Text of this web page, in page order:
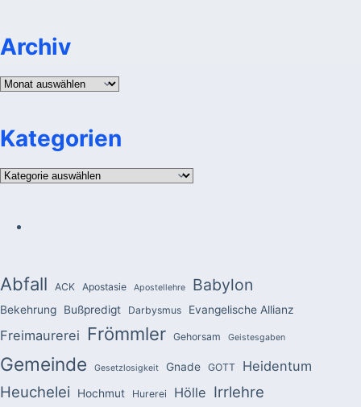
Archiv
Archiv
Kategorien
Kategorien
Abfall ACK Apostasie Apostellehre Babylon
Bekehrung Bußpredigt Darbysmus Evangelische Allianz
Freimaurerei Frömmler Gehorsam Geistesgaben
Gemeinde Gesetzlosigkeit Gnade GOTT Heidentum
Heuchelei Hochmut Hurerei Hölle Irrlehre